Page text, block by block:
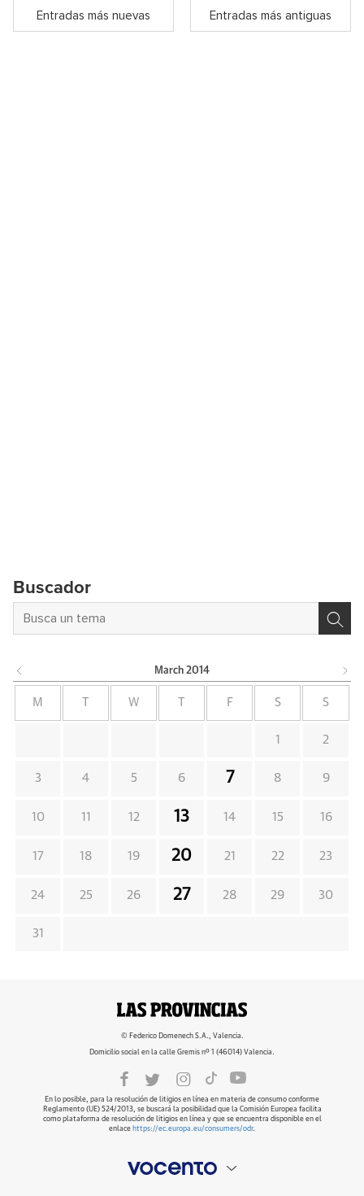
Entradas más nuevas Entradas más antiguas
Buscador
March 2014
M W F S S
1 2
3 4 5 6 7 8 9
10 11 12 13 14 15 16
17 18 19 20 21 22 23
24 25 26 27 28 29 30
31
© Federico Domenech S.A., Valencia.
Domicilio social en la calle Gremis nº 1 (46014) Valencia.
En lo posible, para la resolución de litigios en línea en materia de consumo conforme
Reglamento (UE) 524/2013, se buscará la posibilidad que la Comisión Europea facilita
como plataforma de resolución de litigios en línea y que se encuentra disponible en el
enlace https://ec.europa.eu/consumers/odr.